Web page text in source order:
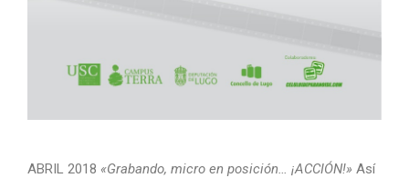
ABRIL 2018 «Grabando, micro en posición… ¡ACCIÓN!» Así